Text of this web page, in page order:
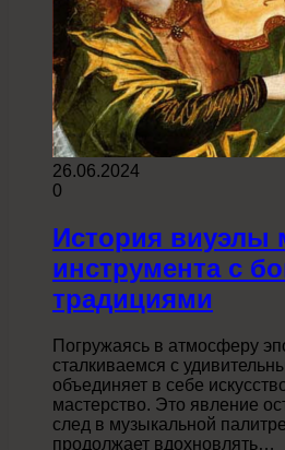
26.06.2024
0
История виуэлы
инструмента с
традициями
Погружаясь в атмосферу
сталкиваемся с
объединяет в себе
мастерство. Это явление
след в музыкальной
продолжает вдохновлять…